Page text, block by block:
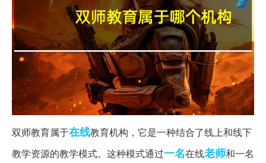
双师教育属于在线教育机构，它是一种结合了线上和线下
教学资源的教学模式。这种模式通过一名在线老师和一名